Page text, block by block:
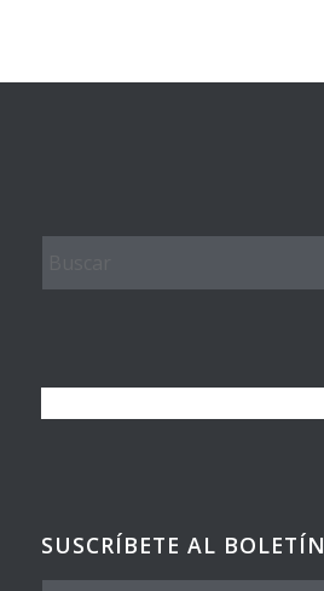
SUSCRÍBETE AL BOLETÍN